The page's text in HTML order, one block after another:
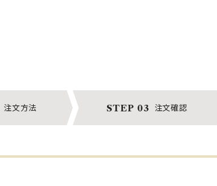
注文方法 STEP 03 注文確認